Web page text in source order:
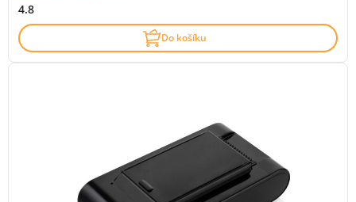
4.8
Do košíku